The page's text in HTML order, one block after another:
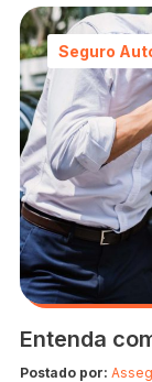
sugestivo, ele
que precisam
exemplo,
popular e já
Seguro
Entenda
Postado por: